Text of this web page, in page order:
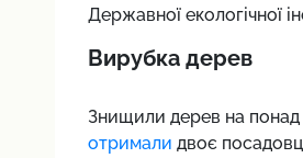
Державної екологічної
Вирубка дерев
Знищили дерев на понад
отримали двоє